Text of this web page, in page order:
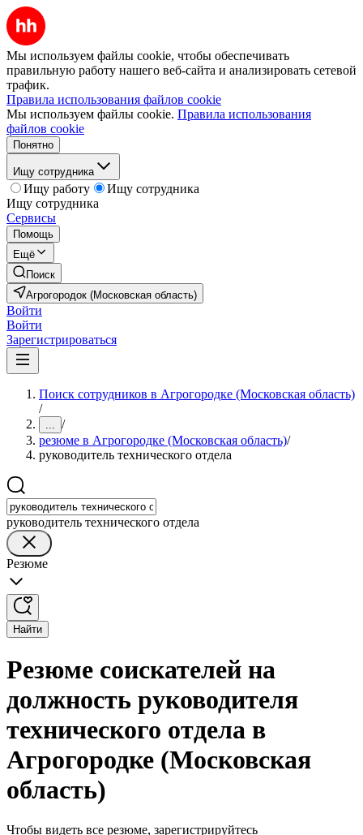
Мы используем файлы cookie, чтобы обеспечивать
правильную работу нашего веб-сайта и анализировать сетевой
трафик.
Правила использования файлов cookie
Мы используем файлы cookie. Правила использования
файлов cookie
Понятно
Ищу сотрудника
Ищу работу
Ищу сотрудника
Ищу сотрудника
Сервисы
Помощь
Ещё
Поиск
Агрогородок (Московская область)
Войти
Войти
Зарегистрироваться
Поиск сотрудников в Агрогородке (Московская область)
/
... /
резюме в Агрогородке (Московская область)/
руководитель технического отдела
руководитель технического отдела
Резюме
Найти
Резюме соискателей на
должность руководителя
технического отдела в
Агрогородке (Московская
область)
Чтобы видеть все резюме, зарегистрируйтесь